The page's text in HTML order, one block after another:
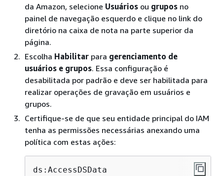
da Amazon, selecione Usuários ou grupos no
painel de navegação esquerdo e clique no link do
diretório na caixa de nota na parte superior da
página.
Escolha Habilitar para gerenciamento de
usuários e grupos. Essa configuração é
desabilitada por padrão e deve ser habilitada para
realizar operações de gravação em usuários e
grupos.
Certifique-se de que seu entidade principal do IAM
tenha as permissões necessárias anexando uma
política com estas ações:
ds:AccessDSData